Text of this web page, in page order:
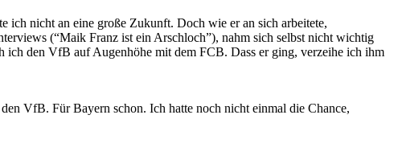
ich nicht an eine große Zukunft. Doch wie er an sich arbeitete,
(“Maik Franz ist ein Arschloch”), nahm sich selbst nicht wichtig
den VfB auf Augenhöhe mit dem FCB. Dass er ging, verzeihe ich ihm
VfB. Für Bayern schon. Ich hatte noch nicht einmal die Chance,